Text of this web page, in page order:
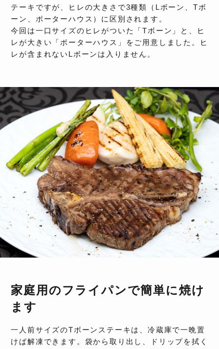
テーキですが、ヒレの大きさで3種類（Lボーン、Tボ
ーン、ポーターハウス）に区別されます。
今回は一口サイズのヒレがついた「Tボーン」と、ヒ
レが大きい「ポーターハウス」をご用意しました。ヒ
レが含まれないLボーンは入りません。
家庭用のフライパンで簡単に焼け
ます
一人前サイズのTボーンステーキは、冷蔵庫で一晩置
けば解凍できます。袋から取り出し、ドリップを拭く